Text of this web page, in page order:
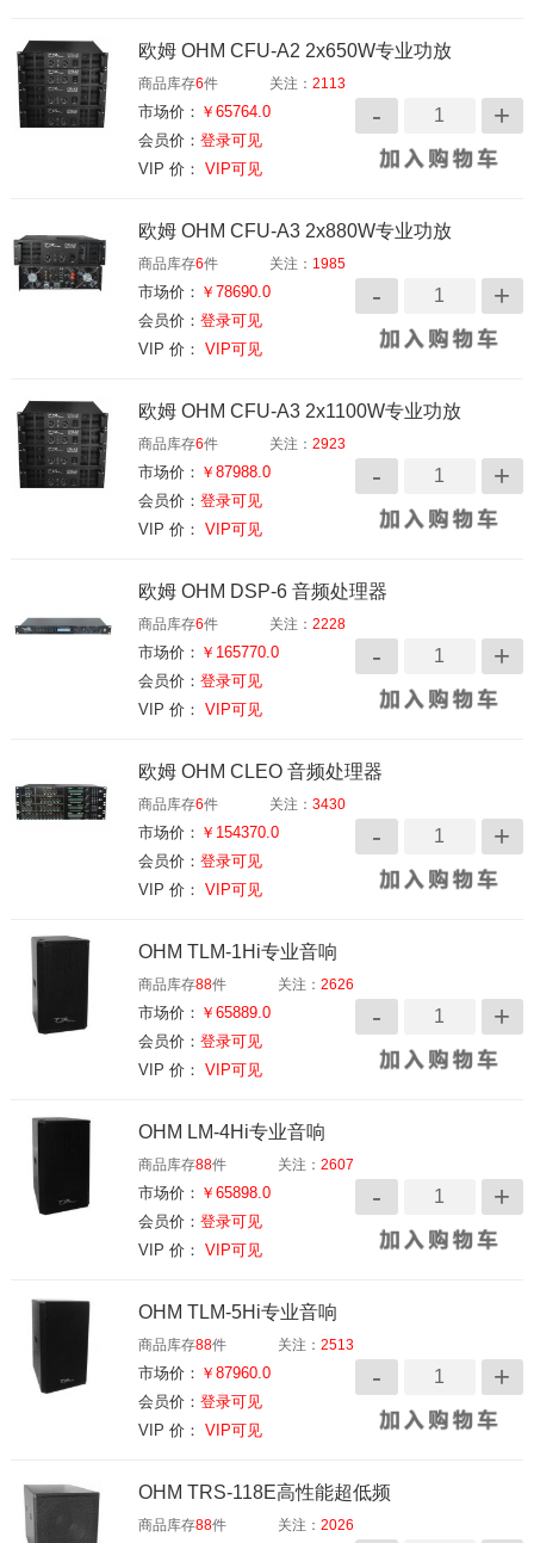
欧姆 OHM CFU-A2 2x650W专业功放
商品库存6件 关注：2113
市场价： ￥65764.0
会员价：登录可见
VIP 价： VIP可见
欧姆 OHM CFU-A3 2x880W专业功放
商品库存6件 关注： 1985
市场价： ￥78690.0
会员价：登录可见
VIP 价： VIP可见
欧姆 OHM CFU-A3 2x1100W专业功放
商品库存6件 关注：2923
市场价： ￥87988.0
会员价：登录可见
VIP 价： VIP可见
欧姆 OHM DSP-6 音频处理器
商品库存6件 关注：2228
市场价： ￥165770.0
会员价：登录可见
VIP 价： VIP可见
欧姆 OHM CLEO 音频处理器
商品库存6件 关注：3430
市场价： ￥154370.0
会员价：登录可见
VIP 价： VIP可见
OHM TLM-1Hi专业音响
商品库存88件 关注：2626
市场价： ￥65889.0
会员价：登录可见
VIP 价： VIP可见
OHM LM-4Hi专业音响
商品库存88件 关注：2607
市场价： ￥65898.0
会员价：登录可见
VIP 价： VIP可见
OHM TLM-5Hi专业音响
商品库存88件 关注：2513
市场价： ￥87960.0
会员价：登录可见
VIP 价： VIP可见
OHM TRS-118E高性能超低频
商品库存88件 关注：2026